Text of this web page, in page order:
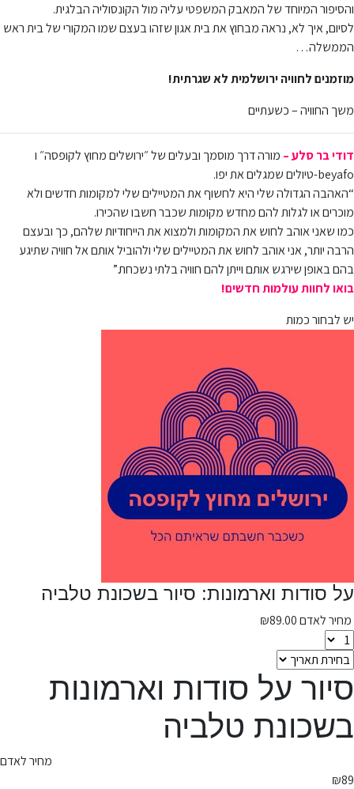
והסיפור המיוחד של המאבק המשפטי עליה מול הקונסוליה הבלגית.
לסיום, איך לא, נראה מבחוץ את בית אגון שזהו בעצם שמו המקורי של בית ראש
הממשלה…
מוזמנים לחוויה ירושלמית לא שגרתית!
משך החוויה – כשעתיים
דודי בר סלע – מורה דרך מוסמך ובעלים של ״ירושלים מחוץ לקופסה״ ו
beyafo-טיולים שמגלים את יפו.
“האהבה הגדולה שלי היא לחשוף את המטיילים שלי למקומות חדשים ולא
מוכרים או לגלות להם מחדש מקומות שכבר חשבו שהכירו.
כמו שאני אוהב לחוש את המקומות ולמצוא את הייחודיות שלהם, כך ובעצם
הרבה יותר, אני אוהב לחוש את המטיילים שלי ולהוביל אותם אל חוויה שתיגע
בהם באופן שירגש אותם וייתן להם חוויה בלתי נשכחת.”
בואו לחוות עולמות חדשים!
יש לבחור כמות
על סודות וארמונות: סיור בשכונת טלביה
מחיר לאדם ₪89.00
סיור על סודות וארמונות
בשכונת טלביה
מחיר לאדם
₪89